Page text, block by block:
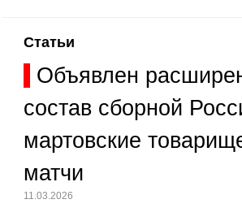
Статьи
Объявлен
состав сборной
мартовские
матчи
11.03.2026